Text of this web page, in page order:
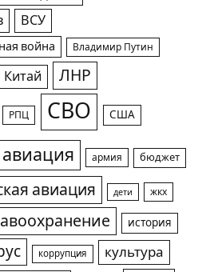
ВСУ
война Владимир Путин
Китай ЛНР
РПЦ СВО США
авиация армия бюджет
авиация дети жкх
история
коррупция
культура